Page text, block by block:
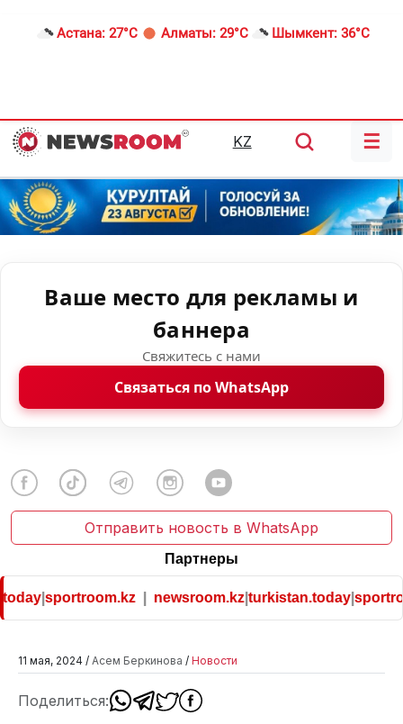
Астана: 27°C Алматы: 29°C Шымкент: 36°C
KZ ☰
Ваше место для рекламы и
баннера
Свяжитесь с нами
Связаться по WhatsApp
Отправить новость в WhatsApp
Партнеры
|sportroom.kz| newsroom.kz|turkistan.today|
11 мая, 2024 / Асем Беркинова / Новости
Поделиться: